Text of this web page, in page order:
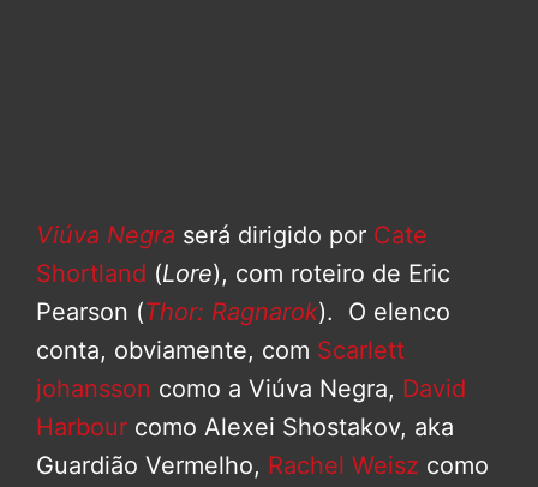
Viúva Negra será dirigido por Cate
Shortland (Lore), com roteiro de Eric
Pearson (Thor: Ragnarok). O elenco
conta, obviamente, com Scarlett
johansson como a Viúva Negra, David
Harbour como Alexei Shostakov, aka
Guardião Vermelho, Rachel Weisz como